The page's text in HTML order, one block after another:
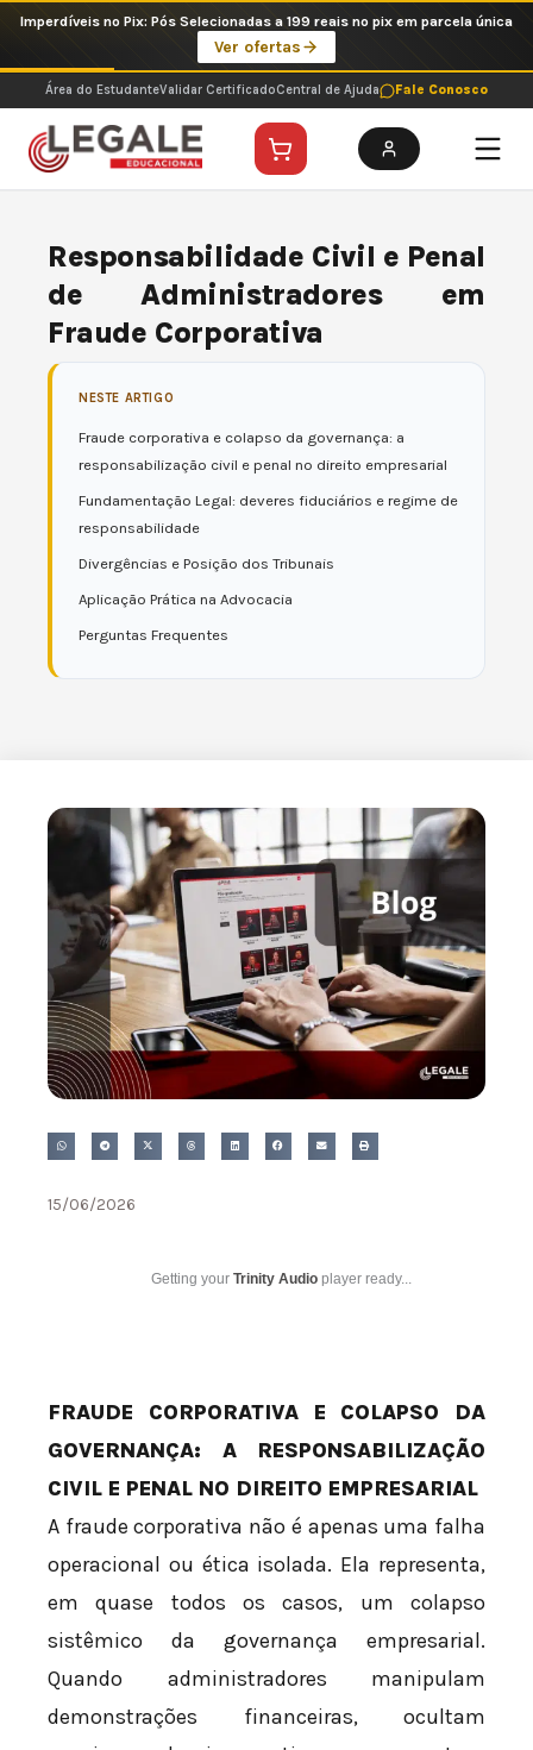
o
conteúdo
Imperdíveis no Pix: Pós Selecionadas a 199 reais no pix em parcela única
Ver ofertas
Área do EstudanteValidar CertificadoCentral de Ajuda Fale Conosco
Responsabilidade Civil e Penal
de Administradores em
Fraude Corporativa
NESTE ARTIGO
Fraude corporativa e colapso da governança: a
responsabilização civil e penal no direito empresarial
Fundamentação Legal: deveres fiduciários e regime de
responsabilidade
Divergências e Posição dos Tribunais
Aplicação Prática na Advocacia
Perguntas Frequentes
15/06/2026
Getting your Trinity Audio player ready...
FRAUDE CORPORATIVA E COLAPSO DA
GOVERNANÇA: A RESPONSABILIZAÇÃO
CIVIL E PENAL NO DIREITO EMPRESARIAL
A fraude corporativa não é apenas uma falha
operacional ou ética isolada. Ela representa,
em quase todos os casos, um colapso
sistêmico da governança empresarial.
Quando administradores manipulam
demonstrações financeiras, ocultam